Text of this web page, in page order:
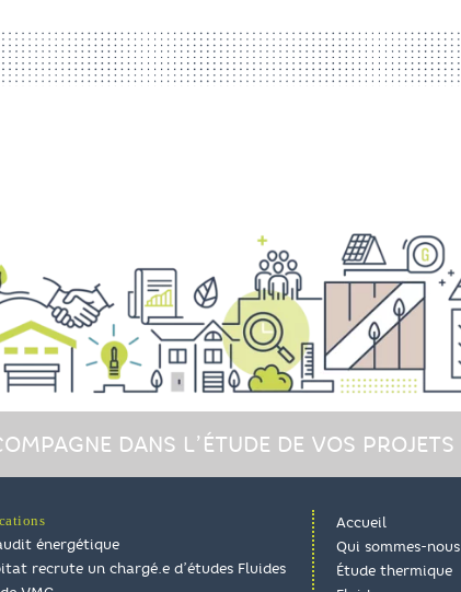
DANS L’ÉTUDE DE VOS PROJETS
énergétique
recrute un chargé.e d’études Fluides
Accueil
Qui sommes-nous
Étude thermique